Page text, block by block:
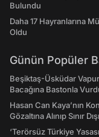
Bulundu
Daha 17 Hayranlarına
Oldu
Günün Popüler
Beşiktaş-Üsküdar
Bacağına Bastonla
Hasan Can Kaya’nın
Gözaltına Alınıp Sınır
‘Terörsüz Türkiye